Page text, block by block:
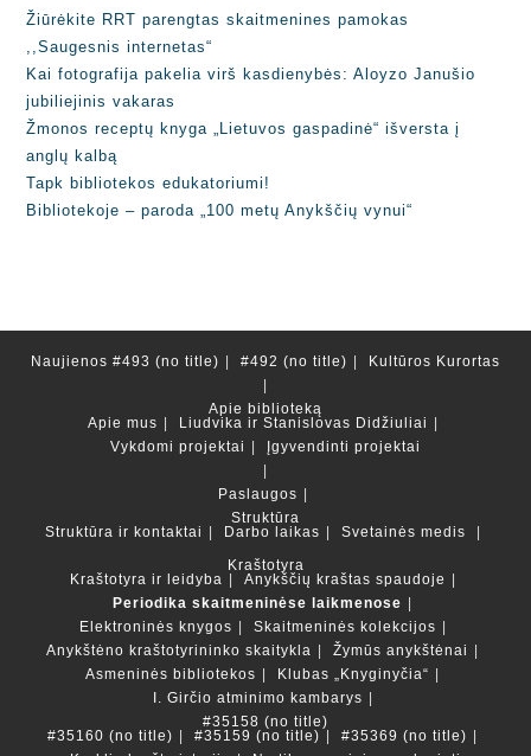
Žiūrėkite RRT parengtas skaitmenines pamokas
,,Saugesnis internetas“
Kai fotografija pakelia virš kasdienybės: Aloyzo Janušio
jubiliejinis vakaras
Žmonos receptų knyga „Lietuvos gaspadinė“ išversta į
anglų kalbą
Tapk bibliotekos edukatoriumi!
Bibliotekoje – paroda „100 metų Anykščių vynui“
Naujienos #493 (no title) #492 (no title) Kultūros Kurortas
Apie biblioteką
Apie mus
Liudvika ir Stanislovas Didžiuliai
Vykdomi projektai
Įgyvendinti projektai
Paslaugos
Struktūra
Struktūra ir kontaktai
Darbo laikas
Svetainės medis
Kraštotyra
Kraštotyra ir leidyba
Anykščių kraštas spaudoje
Periodika skaitmeninėse laikmenose
Elektroninės knygos
Skaitmeninės kolekcijos
Anykštėno kraštotyrininko skaitykla
Žymūs anykštėnai
Asmeninės bibliotekos
Klubas „Knyginyčia“
I. Girčio atminimo kambarys
#35158 (no title)
#35160 (no title)
#35159 (no title)
#35369 (no title)